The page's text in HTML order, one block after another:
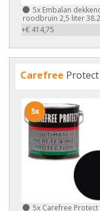
5x Embalan
roodbruin 2,5 liter
+€ 414,75
Carefree
5x Carefree Protect
5x